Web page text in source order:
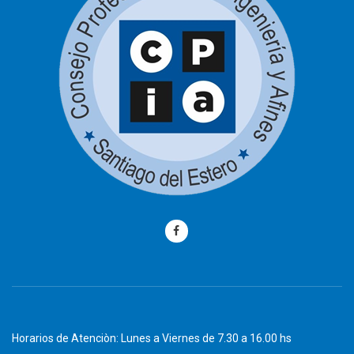
Horarios de Atenciòn: Lunes a Viernes de 7.30 a 16.00 hs